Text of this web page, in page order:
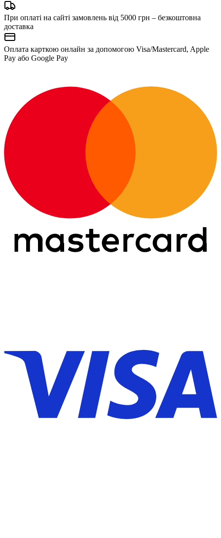
При оплаті на сайті замовлень від 5000 грн – безкоштовна
доставка
Оплата карткою онлайн за допомогою Visa/Mastercard, Apple
Pay або Google Pay